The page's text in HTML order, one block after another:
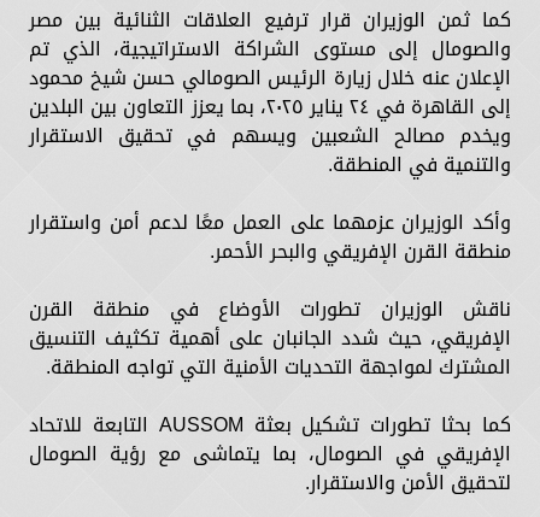
كما ثمن الوزيران قرار ترفيع العلاقات الثنائية بين مصر
والصومال إلى مستوى الشراكة الاستراتيجية، الذي تم
الإعلان عنه خلال زيارة الرئيس الصومالي حسن شيخ محمود
إلى القاهرة في ٢٤ يناير ٢٠٢٥، بما يعزز التعاون بين البلدين
ويخدم مصالح الشعبين ويسهم في تحقيق الاستقرار
والتنمية في المنطقة.
وأكد الوزيران عزمهما على العمل معًا لدعم أمن واستقرار
منطقة القرن الإفريقي والبحر الأحمر.
ناقش الوزيران تطورات الأوضاع في منطقة القرن
الإفريقي، حيث شدد الجانبان على أهمية تكثيف التنسيق
المشترك لمواجهة التحديات الأمنية التي تواجه المنطقة.
كما بحثا تطورات تشكيل بعثة AUSSOM التابعة للاتحاد
الإفريقي في الصومال، بما يتماشى مع رؤية الصومال
لتحقيق الأمن والاستقرار.